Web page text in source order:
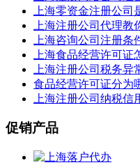
上海零资金注册公司
上海注册公司代理
上海咨询公司注册条
上海食品经营许可证
上海注册公司税务异
食品经营许可证分为
上海注册公司纳税
促销产品